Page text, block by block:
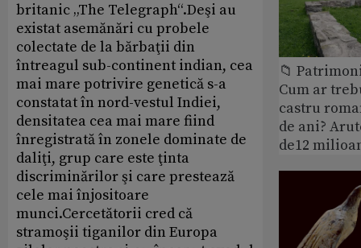
britanic „The Telegraph“.Deşi au
existat asemănări cu probele
colectate de la bărbaţii din
întreagul sub-continent indian, cea
mai mare potrivire genetică s-a
constatat în nord-vestul Indiei,
densitatea cea mai mare fiind
înregistrată în zonele dominate de
daliţi, grup care este ţinta
discriminărilor şi care prestează
cele mai înjositoare
munci.Cercetătorii cred că
stramoşii tiganilor din Europa
📁
Cum ar
castru
de ani?
de12